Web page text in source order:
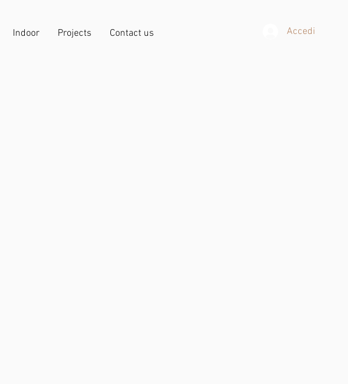
Indoor Projects Contact us Accedi